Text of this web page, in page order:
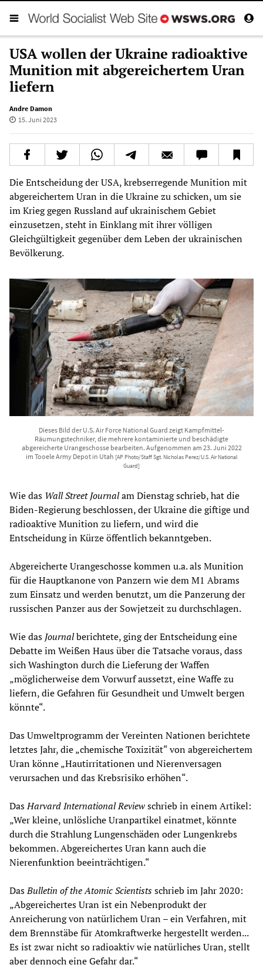
USA wollen der Ukraine radioaktive
Munition mit abgereichertem Uran
liefern
Andre Damon
15. Juni 2023
Die Entscheidung der USA, krebserregende Munition mit
abgereichertem Uran in die Ukraine zu schicken, um sie
im Krieg gegen Russland auf ukrainischem Gebiet
einzusetzen, steht in Einklang mit ihrer völligen
Gleichgültigkeit gegenüber dem Leben der ukrainischen
Bevölkerung.
Dieses Bild der U.S. Air Force National Guard zeigt Kampfmittel-
Räumungstechniker, die mehrere kontaminierte und beschädigte
abgereicherte Urangeschosse bearbeiten. Aufgenommen am 23. Juni 2022
im Tooele Army Depot in Utah [AP Photo/Staff Sgt. Nicholas Perez/U.S. Air National
Guard]
Wie das Wall Street Journalam Dienstag schrieb, hat die
Biden-Regierung beschlossen, der Ukraine die giftige und
radioaktive Munition zu liefern, und wird die
Entscheidung in Kürze öffentlich bekanntgeben.
Abgereicherte Urangeschosse kommen u.a. als Munition
für die Hauptkanone von Panzern wie dem M1 Abrams
zum Einsatz und werden benutzt, um die Panzerung der
russischen Panzer aus der Sowjetzeit zu durchschlagen.
Wie das Journalberichtete, ging der Entscheidung eine
Debatte im Weißen Haus über die Tatsache voraus, dass
sich Washington durch die Lieferung der Waffen
„möglicherweise dem Vorwurf aussetzt, eine Waffe zu
liefern, die Gefahren für Gesundheit und Umwelt bergen
könnte“.
Das Umweltprogramm der Vereinten Nationen berichtete
letztes Jahr, die „chemische Toxizität“ von abgereichertem
Uran könne „Hautirritationen und Nierenversagen
verursachen und das Krebsrisiko erhöhen“.
DasHarvard International Reviewschrieb in einem Artikel:
„Wer kleine, unlösliche Uranpartikel einatmet, könnte
durch die Strahlung Lungenschäden oder Lungenkrebs
bekommen. Abgereichertes Uran kann auch die
Nierenfunktion beeinträchtigen.“
DasBulletin of the Atomic Scientistsschrieb im Jahr 2020:
„Abgereichertes Uran ist ein Nebenprodukt der
Anreicherung von natürlichem Uran – ein Verfahren, mit
dem Brennstäbe für Atomkraftwerke hergestellt werden...
Es ist zwar nicht so radioaktiv wie natürliches Uran, stellt
aber dennoch eine Gefahr dar.“